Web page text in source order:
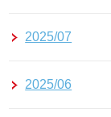
2025/07
2025/06